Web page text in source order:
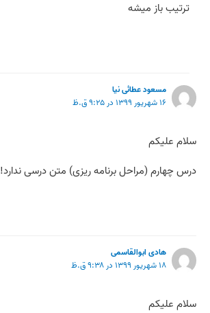
ترتیب باز میشه
مسعود عطائی نیا
۱۶ شهریور ۱۳۹۹ در ۹:۲۵ ق.ظ
سلام علیکم
درس چهارم (مراحل برنامه ریزی) متن درسی ندارد!
هادی ابوالقاسمی
۱۸ شهریور ۱۳۹۹ در ۹:۳۸ ق.ظ
سلام علیکم